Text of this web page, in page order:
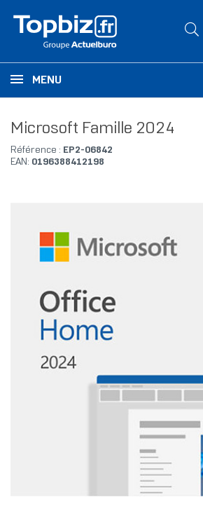
MENU
Microsoft Famille 2024
Référence : EP2-06842
EAN: 0196388412198